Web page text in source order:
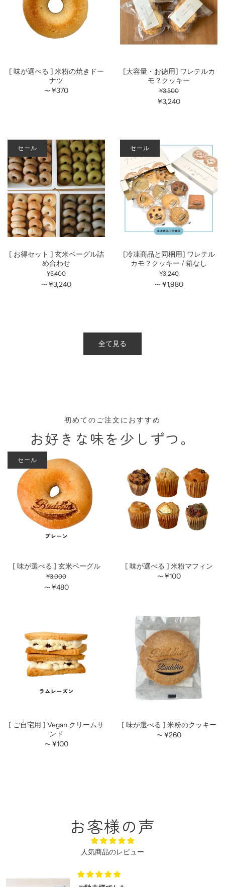
[ 味が選べる ] 米粉の焼きドー
ナツ
〜 ¥370
[大容量・お徳用] ワレテルカ
モ？クッキー
¥3,500
¥3,240
[ お得セット ] 玄米ベーグル詰
め合わせ
¥5,400
〜 ¥3,240
セール
[冷凍商品と同梱用] ワレテル
カモ？クッキー / 箱なし
¥3,240
〜 ¥1,980
セール
全て見る
初めてのご注文におすすめ
お好きな味を少しずつ。
[ 味が選べる ] 玄米ベーグル
¥3,000
〜 ¥480
セール
[ 味が選べる ] 米粉マフィン
〜 ¥100
[ ご自宅用 ] Vegan クリームサ
ンド
〜 ¥100
[ 味が選べる ] 米粉のクッキー
〜 ¥260
お客様の声
人気商品のレビュー